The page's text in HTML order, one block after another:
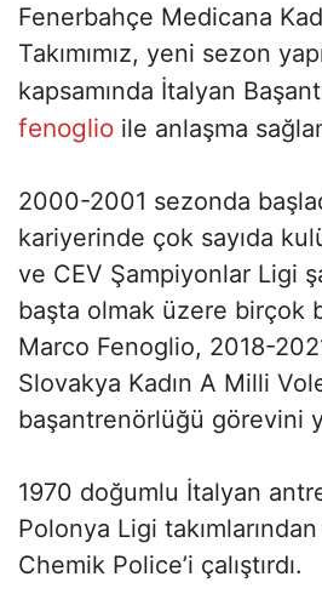
Fenerbahçe Medicana
Takımımız, yeni sezon
kapsamında İtalyan
fenoglio ile anlaşma
2000-2001 sezonda
kariyerinde çok sayıda
ve CEV Şampiyonlar Ligi
başta olmak üzere birçok
Marco Fenoglio, 2018-
Slovakya Kadın A Milli
başantrenörlüğü görevini
1970 doğumlu İtalyan
Polonya Ligi
Chemik Police’i çalıştırdı.